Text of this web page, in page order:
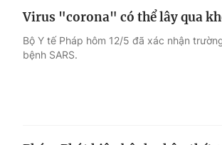
Virus "corona" có thể lây qua
Bộ Y tế Pháp hôm 12/5 đã xác nhận
bệnh SARS.